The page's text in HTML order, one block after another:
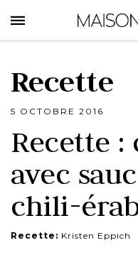
to
main
Recette
5 OCTOBRE 2016
Recette
avec
chili-
Recette: Kristen Eppich